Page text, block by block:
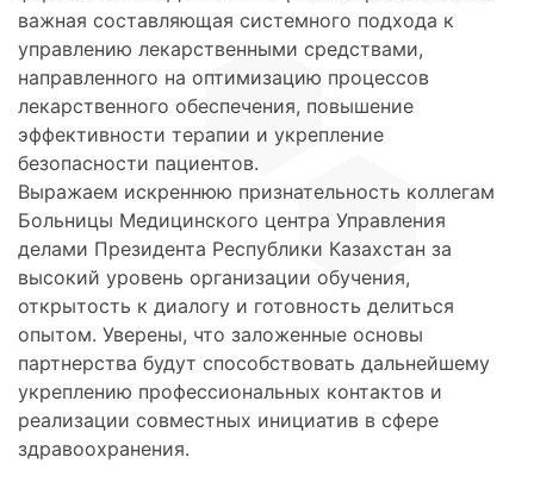
важная составляющая системного подхода к
управлению лекарственными средствами,
направленного на оптимизацию процессов
лекарственного обеспечения, повышение
эффективности терапии и укрепление
безопасности пациентов.
Выражаем искреннюю признательность коллегам
Больницы Медицинского центра Управления
делами Президента Республики Казахстан за
высокий уровень организации обучения,
открытость к диалогу и готовность делиться
опытом. Уверены, что заложенные основы
партнерства будут способствовать дальнейшему
укреплению профессиональных контактов и
реализации совместных инициатив в сфере
здравоохранения.